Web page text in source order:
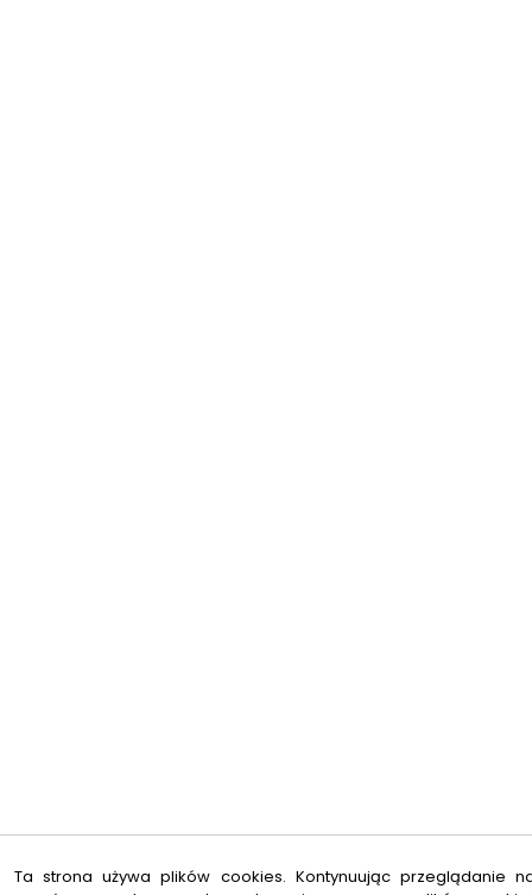
Ta strona używa plików cookies. Kontynuując przeglądanie